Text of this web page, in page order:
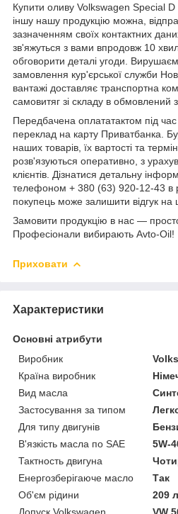
Купити оливу Volkswagen Special
іншу нашу продукцію можна,
зазначенням своїх контактних
зв'яжуться з вами впродовж 10
обговорити деталі угоди.
замовлення кур'єрської служби
вантажі доставляє транспортна
самовитяг зі складу в обмовлений
Передбачена оплататактом під час
переклад на карту Приватбанка.
наших товарів, їх вартості та
розв'язуються оперативно, з
клієнтів. Дізнатися детальну
телефоном + 380 (63) 920-12-43 в
покупець може залишити відгук на
Замовити продукцію в нас —
Професіонали вибирають Avto-Oil!
Приховати
Характеристики
Основні атрибути
Виробник
Країна виробник
Вид масла
Застосування за типом
Для типу двигунів
В'язкість масла по SAE
5W-
Тактность двигуна
Енергозберігаюче масло
Так
Об'єм рідини
209 л